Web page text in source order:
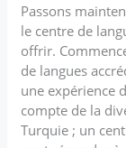
Passons
le centre de
offrir.
de langues
une expérience
compte de la
Turquie ; un